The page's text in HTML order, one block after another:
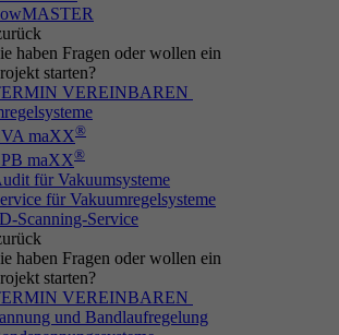
haben Fragen oder wollen ein
starten?
VEREINBAREN
maXX®
maXX®
für Vakuumsysteme
für Vakuumregelsysteme
Scanning-Service
haben Fragen oder wollen ein
starten?
VEREINBAREN
und Bandlaufregelung